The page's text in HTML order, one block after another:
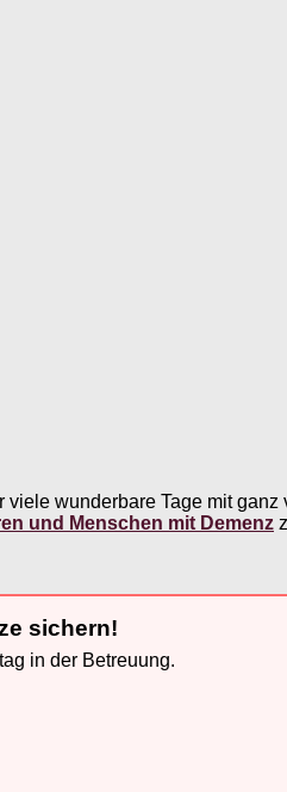
wunderbare Tage mit
und Menschen mit Demenz
sichern!
in der Betreuung.